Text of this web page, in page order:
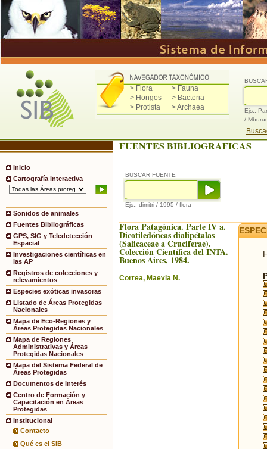
> Flora
> Fauna
> Hongos
> Bacteria
> Protista
> Archaea
Ejs.:
/
Inicio
Cartografía interactiva
Sonidos de animales
Fuentes Bibliográficas
GPS, SIG y Teledetección
Espacial
Investigaciones científicas en
las AP
Registros de colecciones y
relevamientos
Especies exóticas invasoras
Listado de Áreas Protegidas
Nacionales
Mapa de Eco-Regiones y
Áreas Protegidas Nacionales
Mapa de Regiones
Administrativas y Áreas
Protegidas Nacionales
Mapa del Sistema Federal de
Áreas Protegidas
Documentos de interés
Centro de Formación y
Capacitación en Áreas
Protegidas
Institucional
Contacto
Qué es el SIB
FUENTES BIBLIOGRAFICAS
BUSCAR FUENTE
Ejs.: dimitri / 1995 / flora
Flora Patagónica. Parte IV a.
Dicotiledóneas dialipétalas
(Salicaceae a Cruciferae).
Colección Científica del INTA.
Buenos Aires, 1984.
Correa, Maevia N.